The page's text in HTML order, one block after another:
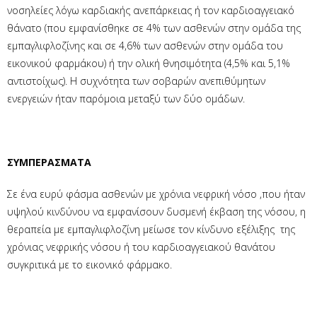
νοσηλείες λόγω καρδιακής ανεπάρκειας ή τον καρδιοαγγειακό
θάνατο (που εμφανίσθηκε σε 4% των ασθενών στην ομάδα της
εμπαγλιφλοζίνης και σε 4,6% των ασθενών στην ομάδα του
εικονικού φαρμάκου) ή την ολική θνησιμότητα (4,5% και 5,1%
αντιστοίχως). Η συχνότητα των σοβαρών ανεπιθύμητων
ενεργειών ήταν παρόμοια μεταξύ των δύο ομάδων.
ΣΥΜΠΕΡΑΣΜΑΤΑ
Σε ένα ευρύ φάσμα ασθενών με χρόνια νεφρική νόσο ,που ήταν
υψηλού κινδύνου να εμφανίσουν δυσμενή έκβαση της νόσου, η
θεραπεία με εμπαγλιφλοζίνη μείωσε τον κίνδυνο εξέλιξης της
χρόνιας νεφρικής νόσου ή του καρδιοαγγειακού θανάτου
συγκριτικά με το εικονικό φάρμακο.